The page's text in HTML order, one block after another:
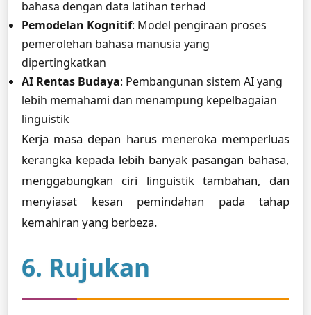
bahasa dengan data latihan terhad
Pemodelan Kognitif: Model pengiraan proses
pemerolehan bahasa manusia yang
dipertingkatkan
AI Rentas Budaya: Pembangunan sistem AI yang
lebih memahami dan menampung kepelbagaian
linguistik
Kerja masa depan harus meneroka memperluas
kerangka kepada lebih banyak pasangan bahasa,
menggabungkan ciri linguistik tambahan, dan
menyiasat kesan pemindahan pada tahap
kemahiran yang berbeza.
6. Rujukan